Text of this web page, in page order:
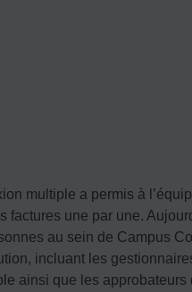
multiple a permis à
factures une par une.
au sein de Campus
incluant les
ainsi que les approbateurs